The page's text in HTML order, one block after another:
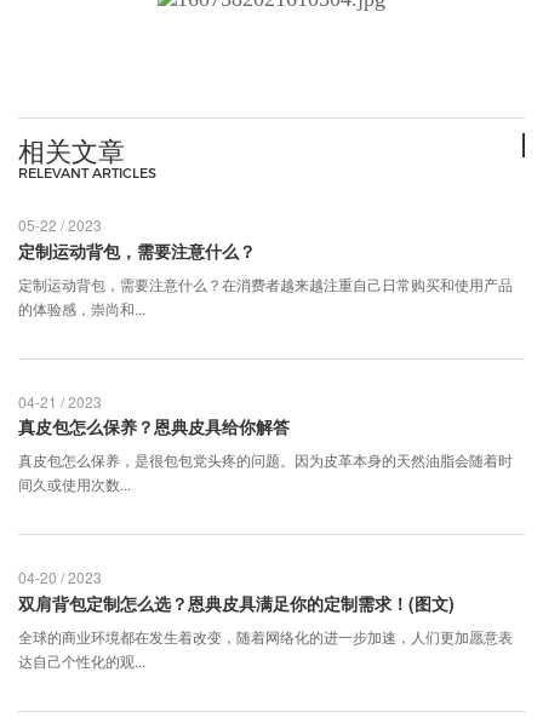
相关文章
RELEVANT ARTICLES
定制运动背包，需要注意什么？
​定制运动背包，需要注意什么？在消费者越来越注重自己日常购买和使用产品
的体验感，崇尚和...
05-22 / 2023
真皮包怎么保养？恩典皮具给你解答
真皮包怎么保养，是很包包党头疼的问题。因为皮革本身的天然油脂会随着时
间久或使用次数...
04-21 / 2023
双肩背包定制怎么选？恩典皮具满足你的定制需求！(图文)
全球的商业环境都在发生着改变，随着网络化的进一步加速，人们更加愿意表
达自己个性化的观...
04-20 / 2023